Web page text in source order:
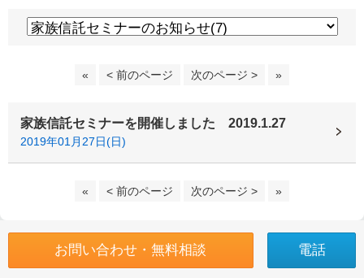
« < 前のページ 次のページ > »
家族信託セミナーを開催しました 2019.1.27
2019年01月27日(日)
« < 前のページ 次のページ > »
お問い合わせ・無料相談 電話